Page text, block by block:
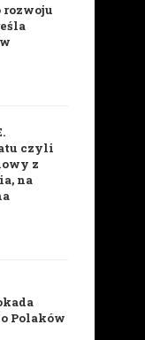
rozwoju
czyli
z
na
Polaków